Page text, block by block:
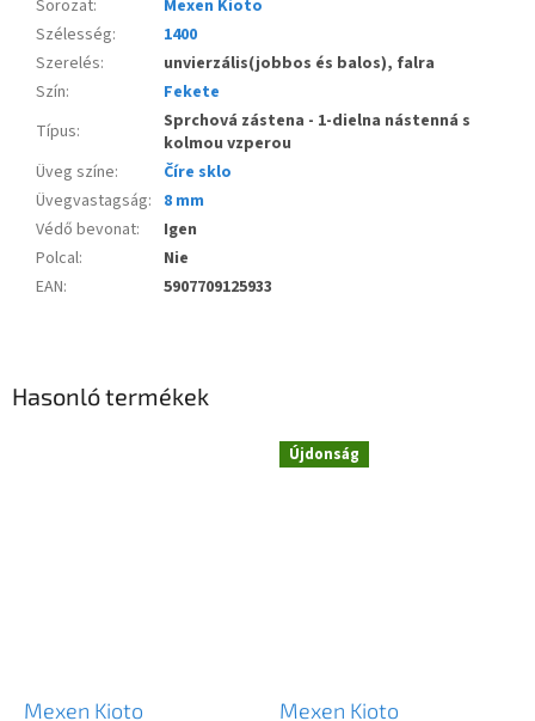
Sorozat:
Mexen Kioto
Szélesség:
1400
Szerelés:
unvierzális(jobbos és balos), falra
Szín:
Fekete
Típus:
Sprchová zástena - 1-dielna nástenná s
kolmou vzperou
Üveg színe:
Číre sklo
Üvegvastagság: 8 mm
Védő bevonat:
Igen
Polcal:
Nie
EAN: 5907709125933
Hasonló termékek
Mexen Kioto
Újdonság
Mexen Kioto